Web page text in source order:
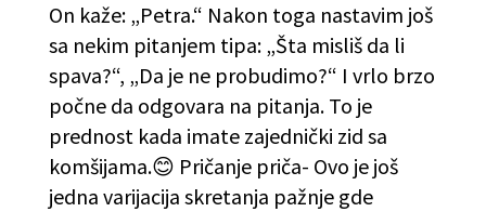
On kaže: „Petra.“ Nakon toga nastavim još
sa nekim pitanjem tipa: „Šta misliš da li
spava?“, „Da je ne probudimo?“ I vrlo brzo
počne da odgovara na pitanja. To je
prednost kada imate zajednički zid sa
komšijama.😊 Pričanje priča- Ovo je još
jedna varijacija skretanja pažnje gde